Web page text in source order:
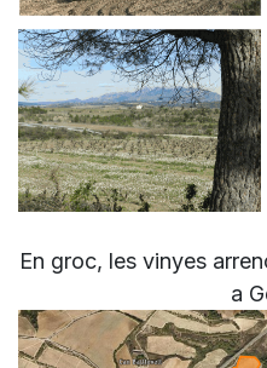
En groc, les vinyes
a